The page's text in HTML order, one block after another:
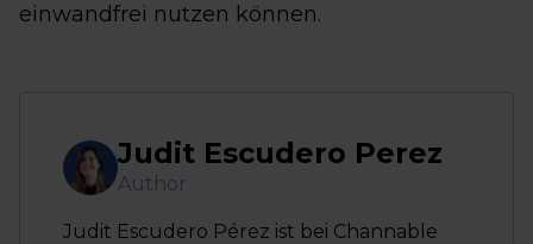
einwandfrei nutzen können.
Judit Escudero Perez
Author
Judit Escudero Pérez ist bei Channable